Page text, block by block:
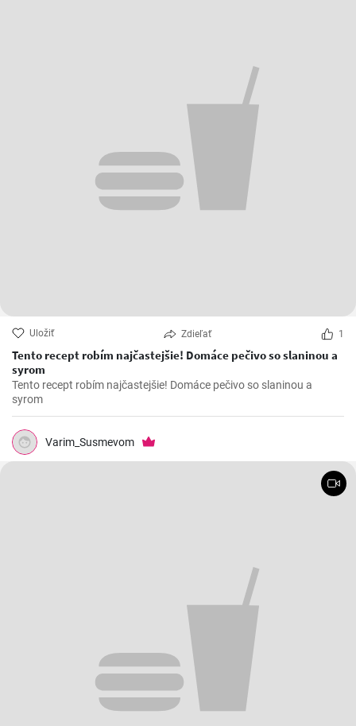
Uložiť Zdieľať 1
Tento recept robím najčastejšie! Domáce pečivo so slaninou a
syrom
Tento recept robím najčastejšie! Domáce pečivo so slaninou a
syrom
Varim_Susmevom